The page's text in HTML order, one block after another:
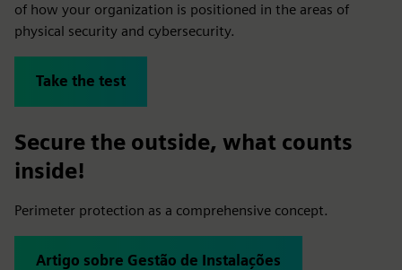
of how your organization is positioned in the areas of
physical security and cybersecurity.
Take the test
Secure the outside, what counts
inside!
Perimeter protection as a comprehensive concept.
Artigo sobre Gestão de Instalações